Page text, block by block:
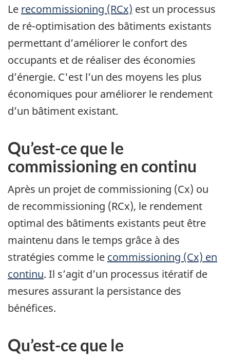
Le recommissioning (RCx) est un processus
de ré-optimisation des bâtiments existants
permettant d’améliorer le confort des
occupants et de réaliser des économies
d’énergie. C'est l’un des moyens les plus
économiques pour améliorer le rendement
d’un bâtiment existant.
Qu’est-ce que le
commissioning en continu
Après un projet de commissioning (Cx) ou
de recommissioning (RCx), le rendement
optimal des bâtiments existants peut être
maintenu dans le temps grâce à des
stratégies comme le commissioning (Cx) en
continu. Il s’agit d’un processus itératif de
mesures assurant la persistance des
bénéfices.
Qu’est-ce que le